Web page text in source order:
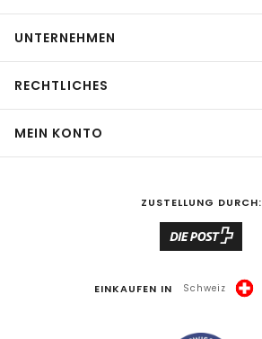
UNTERNEHMEN
RECHTLICHES
MEIN KONTO
ZUSTELLUNG DURCH:
EINKAUFEN IN Schweiz